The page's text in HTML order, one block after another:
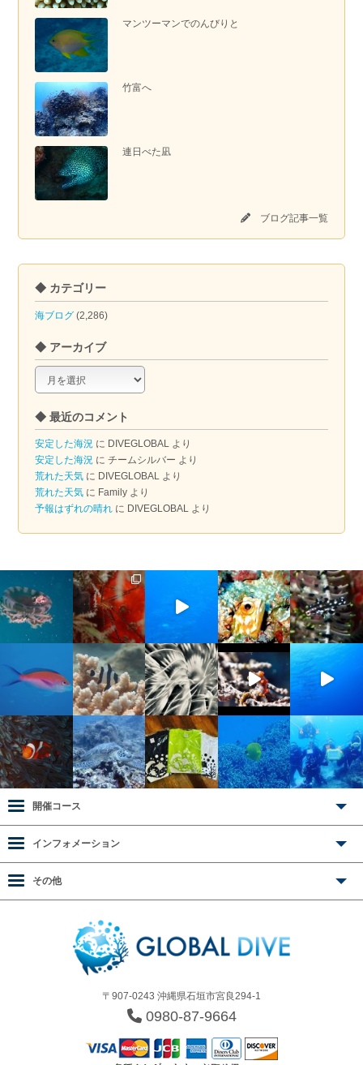
マンツーマンでのんびりと
竹富へ
連日べた凪
ブログ記事一覧
◆ カテゴリー
海ブログ (2,286)
◆ アーカイブ
◆
ア
カ
イ
ブ
◆ 最近のコメント
安定した海況 に DIVEGLOBAL より
安定した海況 にチームシルバー より
荒れた天気 に DIVEGLOBAL より
荒れた天気 に Family より
予報はずれの晴れ に DIVEGLOBAL より
〒907-0243 沖縄県石垣市宮良294-1
0980-87-9664
開催コース
インフォメーション
その他